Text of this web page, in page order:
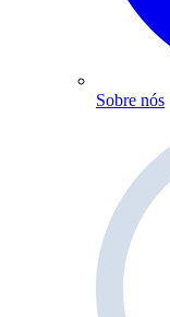
Sobre nós